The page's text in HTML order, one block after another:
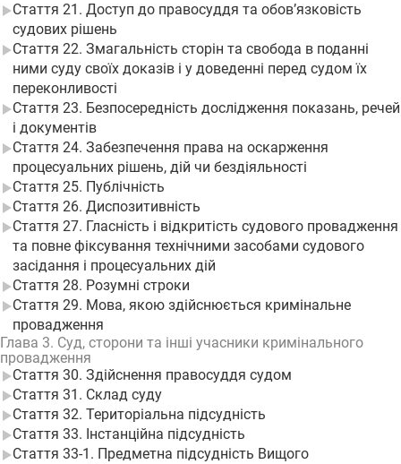
Стаття 21. Доступ до правосуддя та обов’язковість
судових рішень
Стаття 22. Змагальність сторін та свобода в поданні
ними суду своїх доказів і у доведенні перед судом їх
переконливості
Стаття 23. Безпосередність дослідження показань, речей
і документів
Стаття 24. Забезпечення права на оскарження
процесуальних рішень, дій чи бездіяльності
Стаття 25. Публічність
Стаття 26. Диспозитивність
Стаття 27. Гласність і відкритість судового провадження
та повне фіксування технічними засобами судового
засідання і процесуальних дій
Стаття 28. Розумні строки
Стаття 29. Мова, якою здійснюється кримінальне
провадження
Глава 3. Суд, сторони та інші учасники кримінального
провадження
Стаття 30. Здійснення правосуддя судом
Стаття 31. Склад суду
Стаття 32. Територіальна підсудність
Стаття 33. Інстанційна підсудність
Стаття 33-1. Предметна підсудність Вищого